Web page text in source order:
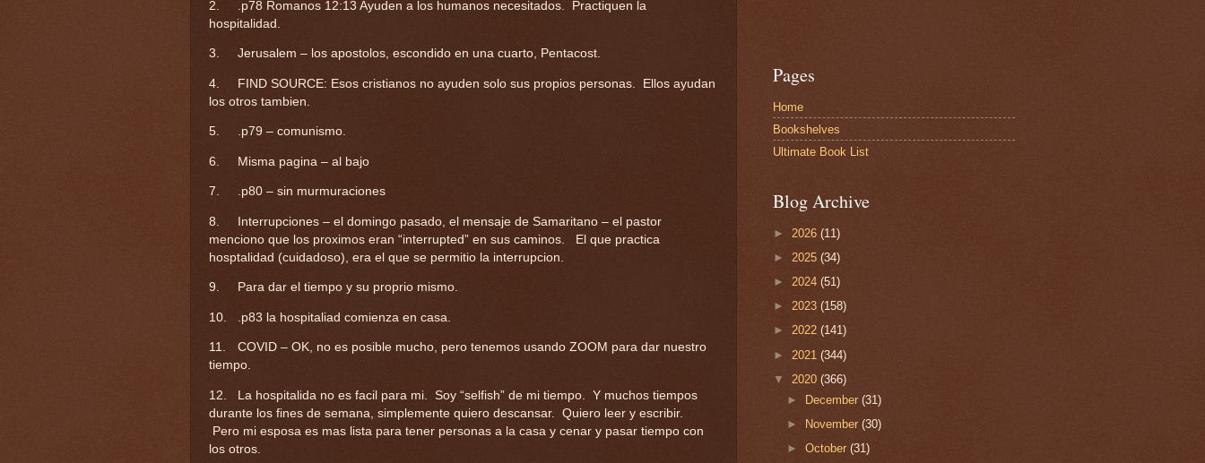
2.
.p78 Romanos 12:13 Ayuden a los humanos necesitados. Practiquen la
hospitalidad.
3. Jerusalem – los apostolos, escondido en una cuarto, Pentacost.
4.
FIND SOURCE: Esos cristianos no ayuden solo sus propios personas. Ellos ayudan
los otros tambien.
5. .p79 – comunismo.
6. Misma pagina – al bajo
7. .p80 – sin murmuraciones
8.
Interrupciones – el domingo pasado, el mensaje de Samaritano – el pastor
menciono que los proximos eran “interrupted” en sus caminos. El que practica
hosptalidad (cuidadoso), era el que se permitio la interrupcion.
9. Para dar el tiempo y su proprio mismo.
10. .p83 la hospitaliad comienza en casa.
11.
COVID – OK, no es posible mucho, pero tenemos usando ZOOM para dar nuestro
tiempo.
12.
La hospitalida no es facil para mi. Soy “selfish” de mi tiempo. Y muchos tiempos
durante los fines de semana, simplemente quiero descansar. Quiero leer y escribir.
Pero mi esposa es mas lista para tener personas a la casa y cenar y pasar tiempo con
los otros.
Pages
Home
Bookshelves
Ultimate Book List
Blog Archive
► 2026 (11)
► 2025 (34)
► 2024 (51)
► 2023 (158)
► 2022 (141)
► 2021 (344)
▼ 2020 (366)
► December(31)
►
November(30)
►October(31)